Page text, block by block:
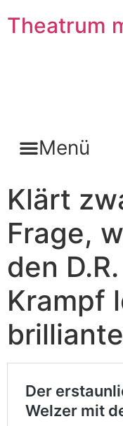
Theatrum
Menü
Klärt
Frage,
den
Krampf